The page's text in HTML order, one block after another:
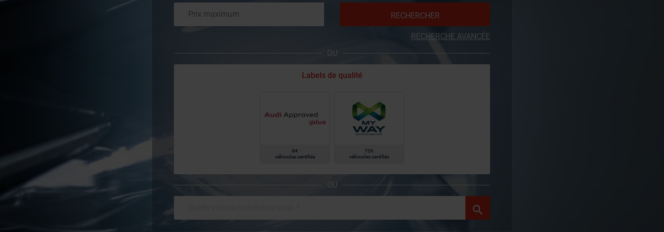
RECHERCHER
RECHERCHE AVANCÉE
OU
Labels de qualité
84
véhicules certifiés
720
véhicules certifiés
OU